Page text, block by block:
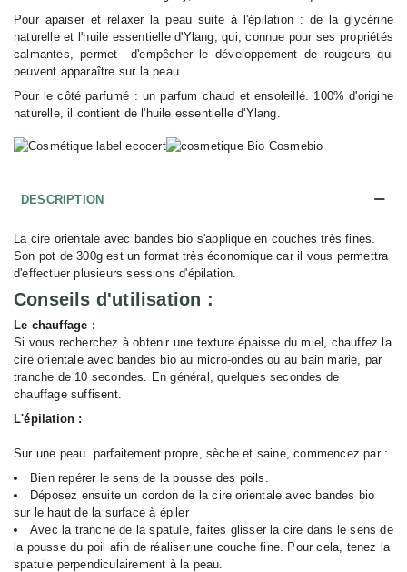
Pour apaiser et relaxer la peau suite à l'épilation : de la glycérine
naturelle et l'huile essentielle d'Ylang, qui, connue pour ses propriétés
calmantes, permet d'empêcher le développement de rougeurs qui
peuvent apparaître sur la peau.
Pour le côté parfumé : un parfum chaud et ensoleillé. 100% d'origine
naturelle, il contient de l'huile essentielle d'Ylang.
DESCRIPTION
La cire orientale avec bandes bio s'applique en couches très fines.
Son pot de 300g est un format très économique car il vous permettra
d'effectuer plusieurs sessions d'épilation.
Conseils d'utilisation :
Le chauffage :
Si vous recherchez à obtenir une texture épaisse du miel, chauffez la
cire orientale avec bandes bio au micro-ondes ou au bain marie, par
tranche de 10 secondes. En général, quelques secondes de
chauffage suffisent.
L'épilation :
Sur une peau parfaitement propre, sèche et saine, commencez par :
Bien repérer le sens de la pousse des poils.
Déposez ensuite un cordon de la cire orientale avec bandes bio
sur le haut de la surface à épiler
Avec la tranche de la spatule, faites glisser la cire dans le sens de
la pousse du poil afin de réaliser une couche fine. Pour cela, tenez la
spatule perpendiculairement à la peau.